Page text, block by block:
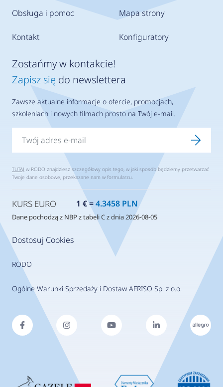
Obsługa i pomoc
Kontakt
Mapa strony
Konfiguratory
Dostosuj Cookies
RODO
Ogólne Warunki Sprzedaży i Dostaw AFRISO Sp. z o.o.
Zostańmy w kontakcie!
Zapisz się do newslettera
Zawsze aktualne informacje o ofercie, promocjach,
szkoleniach i nowych filmach prosto na Twój e-mail.
TUTAJ w RODO znajdziesz szczegółowy opis tego, w jaki sposób będziemy przetwarzać
Twoje dane osobowe, przekazane nam w formularzu.
KURS EURO 1 € =4.3458 PLN
Dane pochodzą z NBP z tabeli C z dnia 2026-08-05